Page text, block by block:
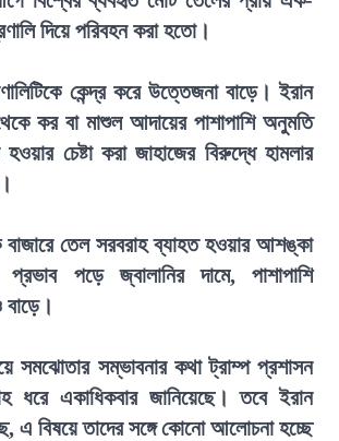
দিয়ে পরিবহন করা হতো।
কেন্দ্র করে উত্তেজনা বাড়ে। ইরান
কর বা মাশুল আদায়ের পাশাপাশি অনুমতি
চেষ্টা করা জাহাজের বিরুদ্ধে হামলার
তেল সরবরাহ ব্যাহত হওয়ার আশঙ্কা
পড়ে জ্বালানির দামে, পাশাপাশি
সমঝোতার সম্ভাবনার কথা ট্রাম্প প্রশাসন
একাধিকবার জানিয়েছে। তবে ইরান
এ বিষয়ে তাদের সঙ্গে কোনো আলোচনা হচ্ছে